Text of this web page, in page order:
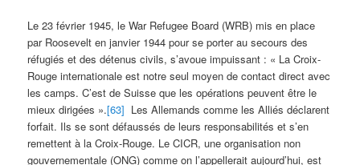
Le 23 février 1945, le War Refugee Board (WRB) mis en place
par Roosevelt en janvier 1944 pour se porter au secours des
réfugiés et des détenus civils, s’avoue impuissant : « La Croix-
Rouge internationale est notre seul moyen de contact direct avec
les camps. C’est de Suisse que les opérations peuvent être le
mieux dirigées ».[63] Les Allemands comme les Alliés déclarent
forfait. Ils se sont défaussés de leurs responsabilités et s’en
remettent à la Croix-Rouge. Le CICR, une organisation non
gouvernementale (ONG) comme on l’appellerait aujourd’hui, est